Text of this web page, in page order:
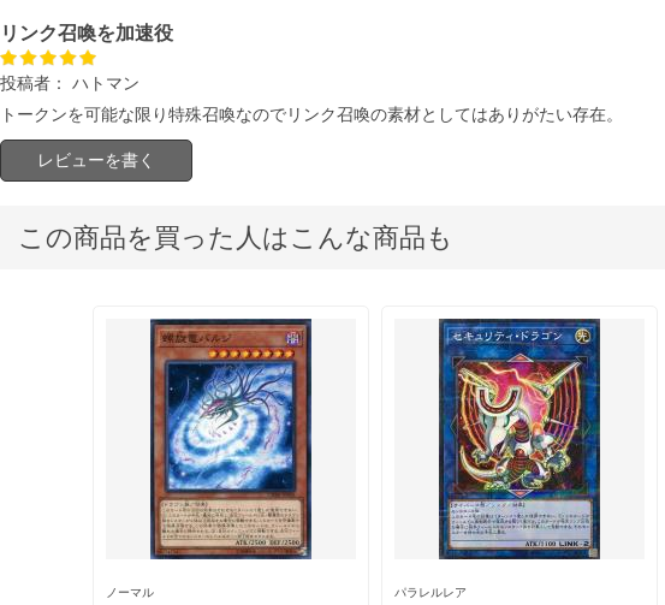
リンク召喚を加速役
投稿者：
ハトマン
トークンを可能な限り特殊召喚なのでリンク召喚の素材としてはありがたい存在。
レビューを書く
この商品を買った人はこんな商品も
ノーマル パラレルレア